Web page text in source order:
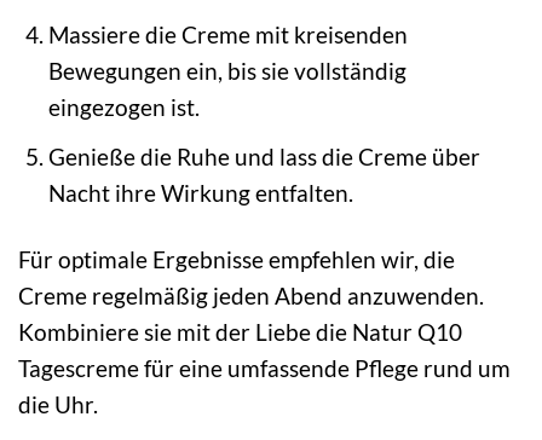
Massiere die Creme mit kreisenden
Bewegungen ein, bis sie vollständig
eingezogen ist.
Genieße die Ruhe und lass die Creme über
Nacht ihre Wirkung entfalten.
Für optimale Ergebnisse empfehlen wir, die
Creme regelmäßig jeden Abend anzuwenden.
Kombiniere sie mit der Liebe die Natur Q10
Tagescreme für eine umfassende Pflege rund um
die Uhr.